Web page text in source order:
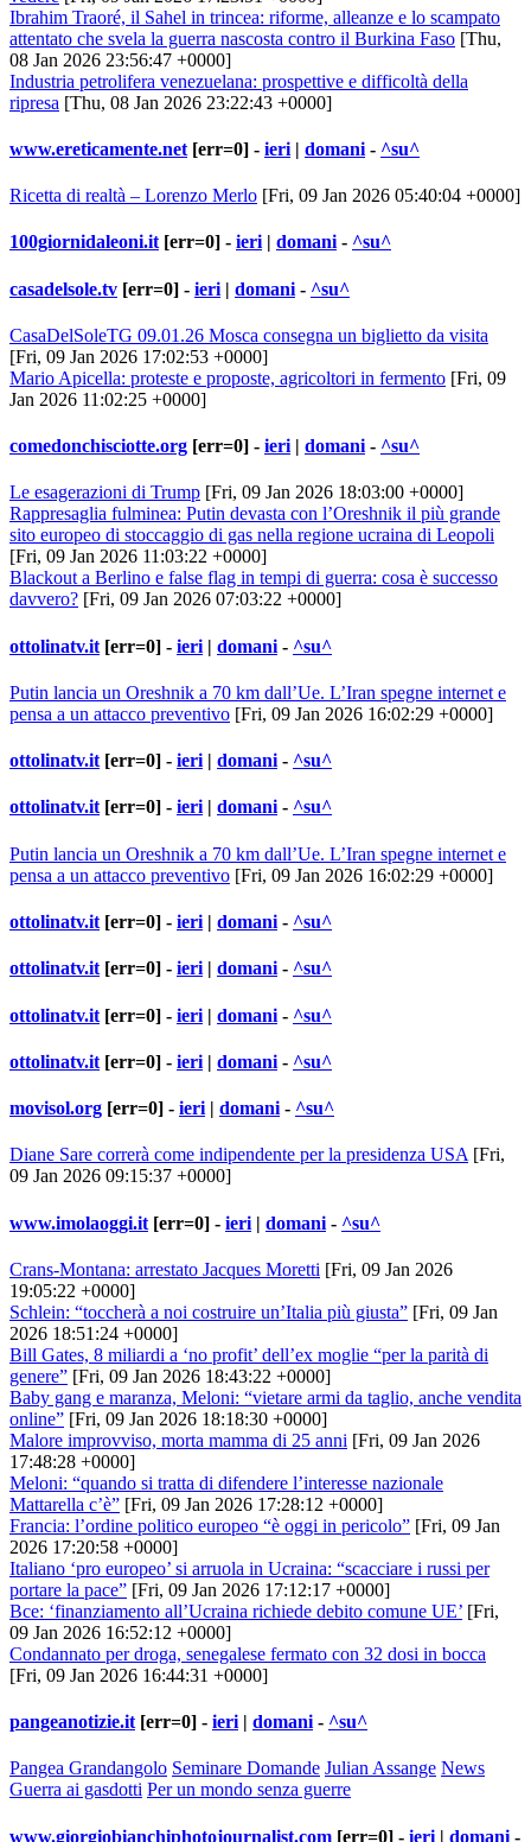
Ibrahim Traoré, il Sahel in trincea: riforme, alleanze e lo scampato
attentato che svela la guerra nascosta contro il Burkina Faso [Thu,
08 Jan 2026 23:56:47 +0000]
Industria petrolifera venezuelana: prospettive e difficoltà della
ripresa [Thu, 08 Jan 2026 23:22:43 +0000]
www.ereticamente.net [err=0] - ieri | domani - ^su^
Ricetta di realtà – Lorenzo Merlo [Fri, 09 Jan 2026 05:40:04 +0000]
100giornidaleoni.it [err=0] - ieri | domani - ^su^
casadelsole.tv [err=0] - ieri | domani - ^su^
CasaDelSoleTG 09.01.26 Mosca consegna un biglietto da visita
[Fri, 09 Jan 2026 17:02:53 +0000]
Mario Apicella: proteste e proposte, agricoltori in fermento [Fri, 09
Jan 2026 11:02:25 +0000]
comedonchisciotte.org [err=0] - ieri | domani - ^su^
Le esagerazioni di Trump [Fri, 09 Jan 2026 18:03:00 +0000]
Rappresaglia fulminea: Putin devasta con l’Oreshnik il più grande
sito europeo di stoccaggio di gas nella regione ucraina di Leopoli
[Fri, 09 Jan 2026 11:03:22 +0000]
Blackout a Berlino e false flag in tempi di guerra: cosa è successo
davvero? [Fri, 09 Jan 2026 07:03:22 +0000]
ottolinatv.it [err=0] - ieri | domani - ^su^
Putin lancia un Oreshnik a 70 km dall’Ue. L’Iran spegne internet e
pensa a un attacco preventivo [Fri, 09 Jan 2026 16:02:29 +0000]
ottolinatv.it [err=0] - ieri | domani - ^su^
ottolinatv.it[err=0] - ieri| domani- ^su^
Putin lancia un Oreshnik a 70 km dall’Ue. L’Iran spegne internet e
pensa a un attacco preventivo [Fri, 09 Jan 2026 16:02:29 +0000]
ottolinatv.it [err=0] - ieri | domani - ^su^
ottolinatv.it [err=0] - ieri | domani - ^su^
ottolinatv.it [err=0] - ieri | domani - ^su^
ottolinatv.it [err=0] - ieri | domani - ^su^
movisol.org [err=0] - ieri | domani - ^su^
Diane Sare correrà come indipendente per la presidenza USA [Fri,
09 Jan 2026 09:15:37 +0000]
www.imolaoggi.it [err=0] - ieri | domani - ^su^
Crans-Montana: arrestato Jacques Moretti [Fri, 09 Jan 2026
19:05:22 +0000]
Schlein: “toccherà a noi costruire un’Italia più giusta” [Fri, 09 Jan
2026 18:51:24 +0000]
Bill Gates, 8 miliardi a ‘no profit’ dell’ex moglie “per la parità di
genere” [Fri, 09 Jan 2026 18:43:22 +0000]
Baby gang e maranza, Meloni: “vietare armi da taglio, anche vendita
online” [Fri, 09 Jan 2026 18:18:30 +0000]
Malore improvviso, morta mamma di 25 anni [Fri, 09 Jan 2026
17:48:28 +0000]
Meloni: “quando si tratta di difendere l’interesse nazionale
Mattarella c’è” [Fri, 09 Jan 2026 17:28:12 +0000]
Francia: l’ordine politico europeo “è oggi in pericolo” [Fri, 09 Jan
2026 17:20:58 +0000]
Italiano ‘pro europeo’ si arruola in Ucraina: “scacciare i russi per
portare la pace” [Fri, 09 Jan 2026 17:12:17 +0000]
Bce: ‘finanziamento all’Ucraina richiede debito comune UE’ [Fri,
09 Jan 2026 16:52:12 +0000]
Condannato per droga, senegalese fermato con 32 dosi in bocca
[Fri, 09 Jan 2026 16:44:31 +0000]
pangeanotizie.it [err=0] - ieri | domani - ^su^
Pangea Grandangolo Seminare Domande Julian Assange News
Guerra ai gasdotti Per un mondo senza guerre
www.giorgiobianchiphotojournalist.com [err=0] - ieri | domani -